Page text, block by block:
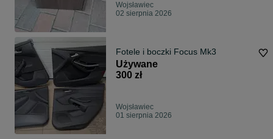
Wojsławiec
02 sierpnia 2026
Fotele i boczki Focus Mk3
Używane
300 zł
Wojsławiec
01 sierpnia 2026